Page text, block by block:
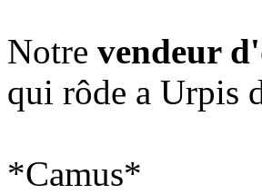
Notre vendeur
qui rôde a Urpis
*Camus*